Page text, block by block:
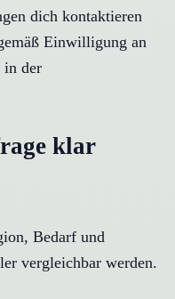
dich kontaktieren
Einwilligung an
in der
klar
Bedarf und
vergleichbar werden.